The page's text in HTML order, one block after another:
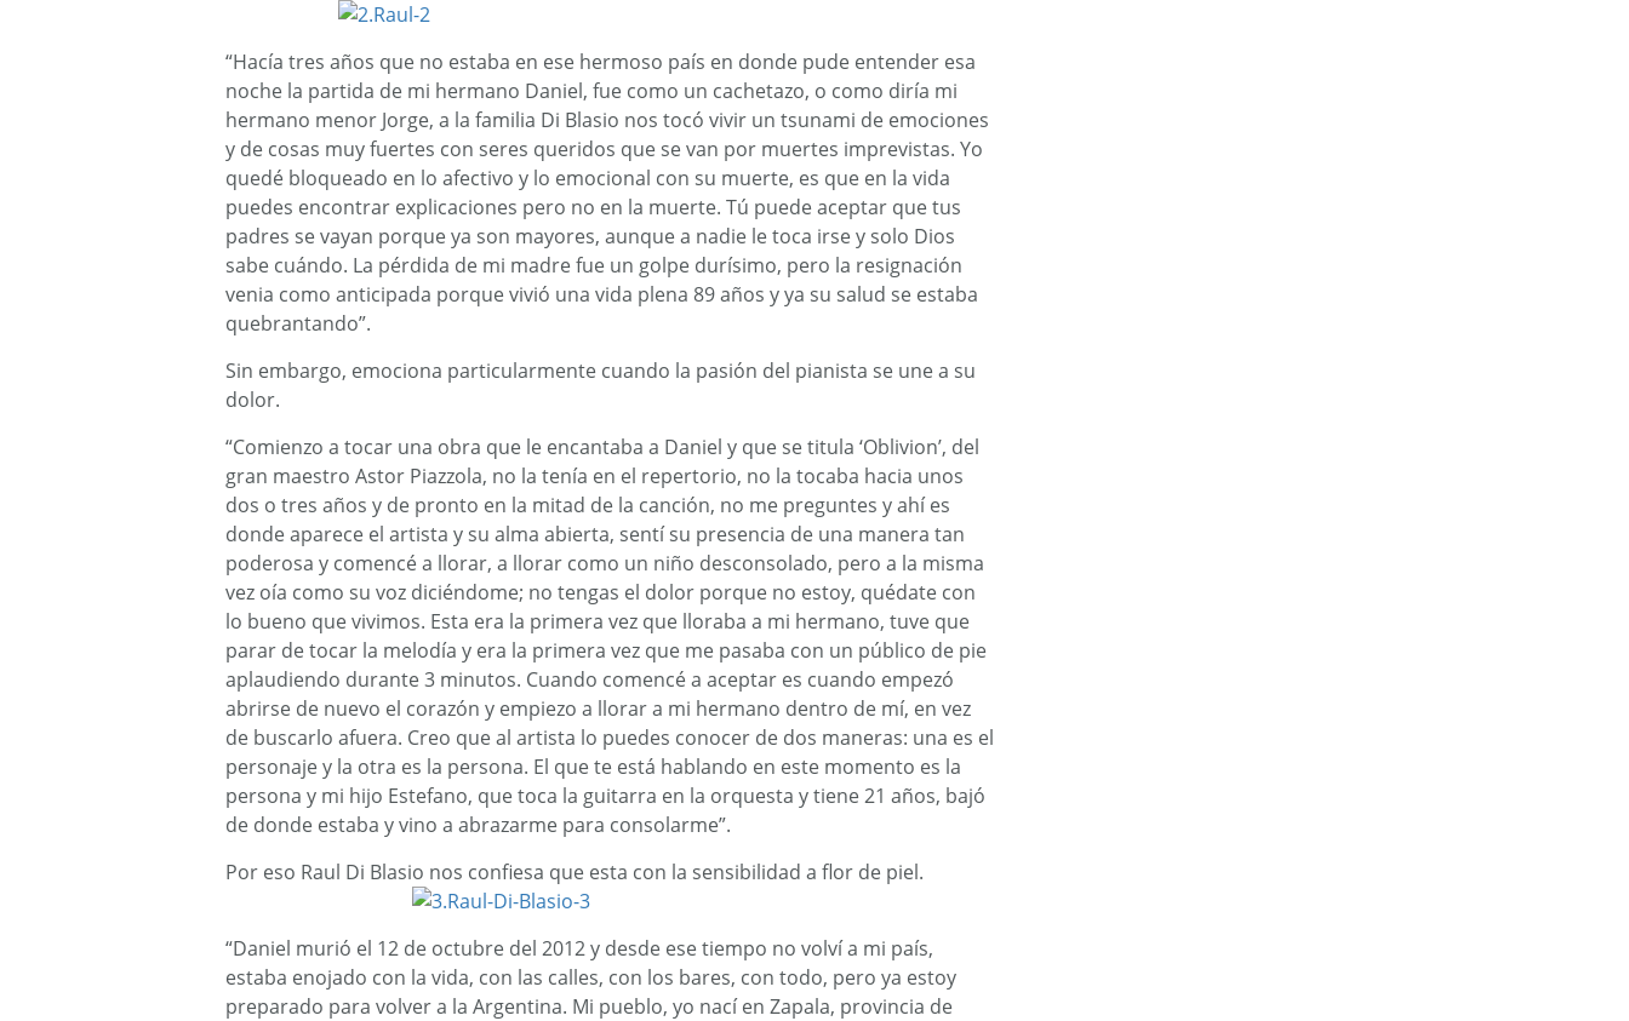
“Hacía tres años que no estaba en ese hermoso país en donde pude entender esa
noche la partida de mi hermano Daniel, fue como un cachetazo, o como diría mi
hermano menor Jorge, a la familia Di Blasio nos tocó vivir un tsunami de emociones
y de cosas muy fuertes con seres queridos que se van por muertes imprevistas. Yo
quedé bloqueado en lo afectivo y lo emocional con su muerte, es que en la vida
puedes encontrar explicaciones pero no en la muerte. Tú puede aceptar que tus
padres se vayan porque ya son mayores, aunque a nadie le toca irse y solo Dios
sabe cuándo. La pérdida de mi madre fue un golpe durísimo, pero la resignación
venia como anticipada porque vivió una vida plena 89 años y ya su salud se estaba
quebrantando”.
Sin embargo, emociona particularmente cuando la pasión del pianista se une a su
dolor.
“Comienzo a tocar una obra que le encantaba a Daniel y que se titula ‘Oblivion’, del
gran maestro Astor Piazzola, no la tenía en el repertorio, no la tocaba hacia unos
dos o tres años y de pronto en la mitad de la canción, no me preguntes y ahí es
donde aparece el artista y su alma abierta, sentí su presencia de una manera tan
poderosa y comencé a llorar, a llorar como un niño desconsolado, pero a la misma
vez oía como su voz diciéndome; no tengas el dolor porque no estoy, quédate con
lo bueno que vivimos. Esta era la primera vez que lloraba a mi hermano, tuve que
parar de tocar la melodía y era la primera vez que me pasaba con un público de pie
aplaudiendo durante 3 minutos. Cuando comencé a aceptar es cuando empezó
abrirse de nuevo el corazón y empiezo a llorar a mi hermano dentro de mí, en vez
de buscarlo afuera. Creo que al artista lo puedes conocer de dos maneras: una es el
personaje y la otra es la persona. El que te está hablando en este momento es la
persona y mi hijo Estefano, que toca la guitarra en la orquesta y tiene 21 años, bajó
de donde estaba y vino a abrazarme para consolarme”.
Por eso Raul Di Blasio nos confiesa que esta con la sensibilidad a flor de piel.
“Daniel murió el 12 de octubre del 2012 y desde ese tiempo no volví a mi país,
estaba enojado con la vida, con las calles, con los bares, con todo, pero ya estoy
preparado para volver a la Argentina. Mi pueblo, yo nací en Zapala, provincia de